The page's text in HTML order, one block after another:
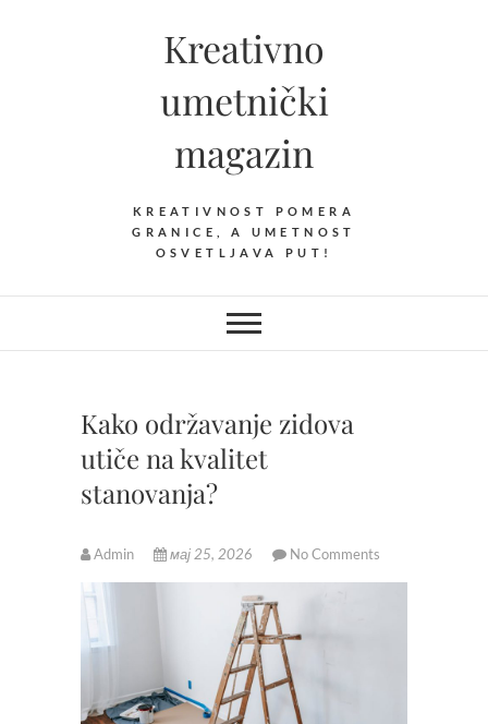
Kreativno
umetnički
magazin
KREATIVNOST POMERA
GRANICE, A UMETNOST
OSVETLJAVA PUT!
Kako održavanje zidova
utiče na kvalitet
stanovanja?
Admin мај 25, 2026 No Comments